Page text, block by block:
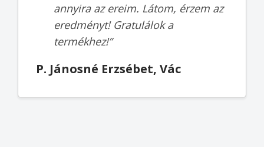
annyira az ereim. Látom, érzem az
eredményt! Gratulálok a
termékhez!”
P. Jánosné Erzsébet, Vác